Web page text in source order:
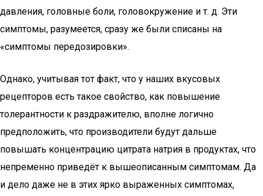
давления, головные боли, головокружение и т. д. Эти
симптомы, разумеется, сразу же были списаны на
«симптомы передозировки».
Однако, учитывая тот факт, что у наших вкусовых
рецепторов есть такое свойство, как повышение
толерантности к раздражителю, вполне логично
предположить, что производители будут дальше
повышать концентрацию цитрата натрия в продуктах, что
непременно приведёт к вышеописанным симптомам. Да
и дело даже не в этих ярко выраженных симптомах,